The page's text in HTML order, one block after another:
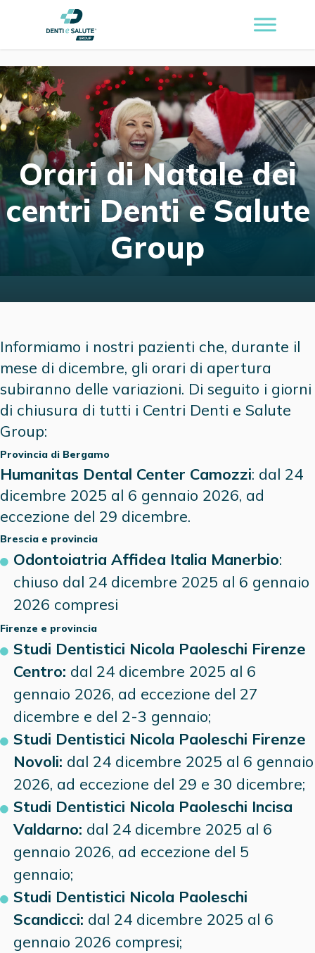
Orari di Natale dei
centri Denti e Salute
Group
Informiamo i nostri pazienti che, durante il
mese di dicembre, gli orari di apertura
subiranno delle variazioni. Di seguito i giorni
di chiusura di tutti i Centri Denti e Salute
Group:
Provincia di Bergamo
Humanitas Dental Center Camozzi: dal 24
dicembre 2025 al 6 gennaio 2026, ad
eccezione del 29 dicembre.
Brescia e provincia
Odontoiatria Affidea Italia Manerbio:
chiuso dal 24 dicembre 2025 al 6 gennaio
2026 compresi
Firenze e provincia
Studi Dentistici Nicola Paoleschi Firenze
Centro: dal 24 dicembre 2025 al 6
gennaio 2026, ad eccezione del 27
dicembre e del 2-3 gennaio;
Studi Dentistici Nicola Paoleschi Firenze
Novoli: dal 24 dicembre 2025 al 6 gennaio
2026, ad eccezione del 29 e 30 dicembre;
Studi Dentistici Nicola Paoleschi Incisa
Valdarno: dal 24 dicembre 2025 al 6
gennaio 2026, ad eccezione del 5
gennaio;
Studi Dentistici Nicola Paoleschi
Scandicci: dal 24 dicembre 2025 al 6
gennaio 2026 compresi;